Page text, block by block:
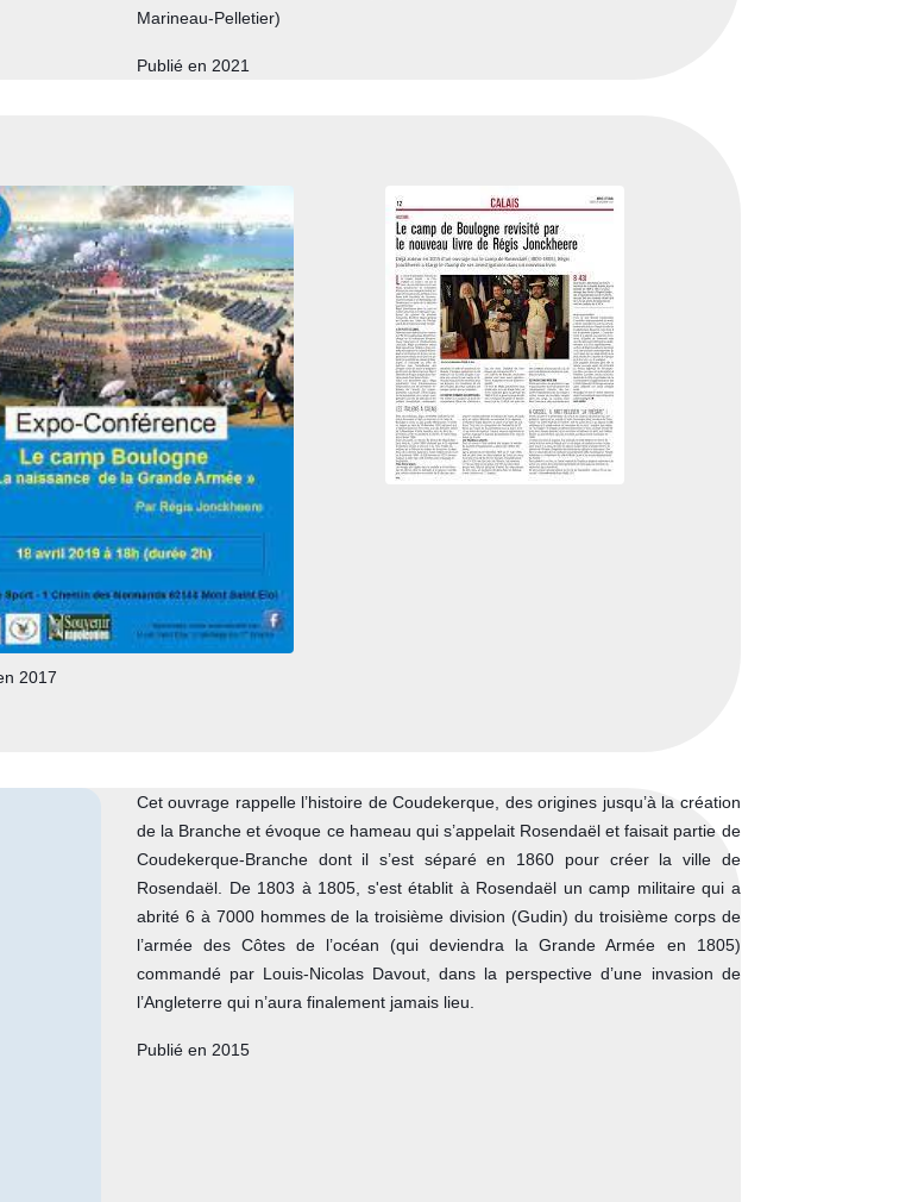
Marineau-Pelletier)
Publié en 2021
2017
Cet ouvrage rappelle l’histoire de Coudekerque, des origines jusqu’à la création
de la Branche et évoque ce hameau qui s’appelait Rosendaël et faisait partie de
Coudekerque-Branche dont il s’est séparé en 1860 pour créer la ville de
Rosendaël. De 1803 à 1805, s'est établit à Rosendaël un camp militaire qui a
abrité 6 à 7000 hommes de la troisième division (Gudin) du troisième corps de
l’armée des Côtes de l’océan (qui deviendra la Grande Armée en 1805)
commandé par Louis-Nicolas Davout, dans la perspective d’une invasion de
l’Angleterre qui n’aura finalement jamais lieu.
Publié en 2015